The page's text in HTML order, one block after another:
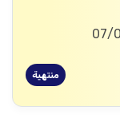
منتهية